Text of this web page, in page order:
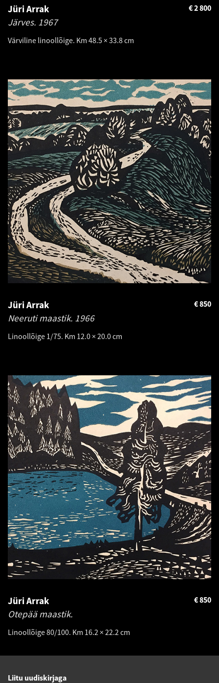
Jüri Arrak
Järves. 1967
Värviline linoollõige. Km 48.5 × 33.8 cm
2 800
€
Jüri Arrak
Neeruti maastik. 1966
Linoollõige 1/75. Km 12.0 × 20.0 cm
850
€
Jüri Arrak
Otepää maastik.
Linoollõige 80/100. Km 16.2 × 22.2 cm
850
€
Liitu uudiskirjaga